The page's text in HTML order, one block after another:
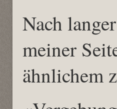
Nach
meiner
ähnlichem